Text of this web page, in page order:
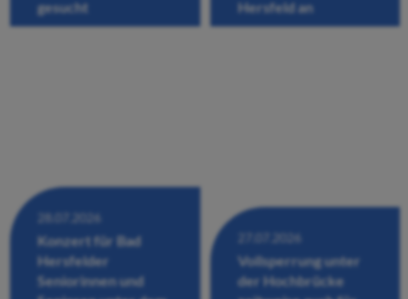
gesucht Hersfeld an
28.07.2026
Konzert für Bad
Hersfelder
Seniorinnen und
27.07.2026
Vollsperrung unter
der Hochbrücke